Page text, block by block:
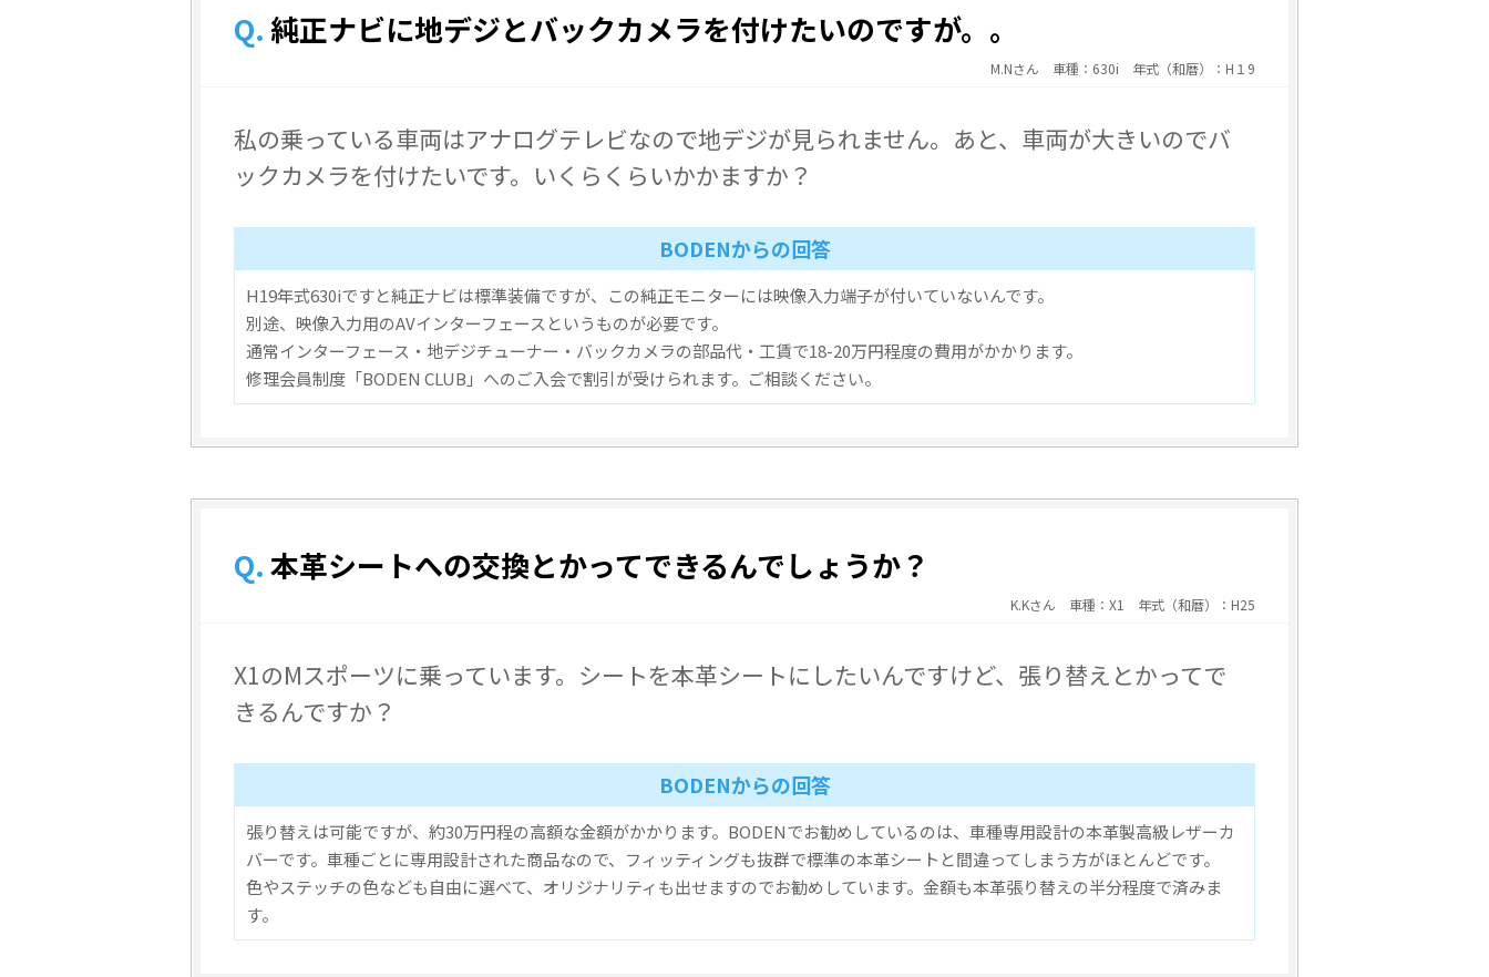
Q. 純正ナビに地デジとバックカメラを付けたいのですが。。
M.Nさん 車種：630i 年式（和暦）：H１9
私の乗っている車両はアナログテレビなので地デジが見られません。あと、車両が大きいのでバ
ックカメラを付けたいです。いくらくらいかかますか？
BODENからの回答
H19年式630iですと純正ナビは標準装備ですが、この純正モニターには映像入力端子が付いていないんです。
別途、映像入力用のAVインターフェースというものが必要です。
通常インターフェース・地デジチューナー・バックカメラの部品代・工賃で18-20万円程度の費用がかかります。
修理会員制度「BODEN CLUB」へのご入会で割引が受けられます。ご相談ください。
Q.本革シートへの交換とかってできるんでしょうか？
K.Kさん 車種：X1 年式（和暦）：H25
X1のMスポーツに乗っています。シートを本革シートにしたいんですけど、張り替えとかってで
きるんですか？
BODENからの回答
張り替えは可能ですが、約30万円程の高額な金額がかかります。BODENでお勧めしているのは、車種専用設計の本革製高級レザーカ
バーです。車種ごとに専用設計された商品なので、フィッティングも抜群で標準の本革シートと間違ってしまう方がほとんどです。
色やステッチの色なども自由に選べて、オリジナリティも出せますのでお勧めしています。金額も本革張り替えの半分程度で済みま
す。